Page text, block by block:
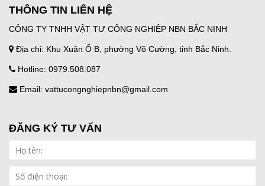
THÔNG TIN LIÊN HỆ
CÔNG TY TNHH VẬT TƯ CÔNG NGHIỆP NBN BẮC NINH
Địa chỉ: Khu Xuân Ổ B, phường Võ Cường, tỉnh Bắc Ninh.
Hotline: 0979.508.087
Email: vattucongnghiepnbn@gmail.com
ĐĂNG KÝ TƯ VẤN